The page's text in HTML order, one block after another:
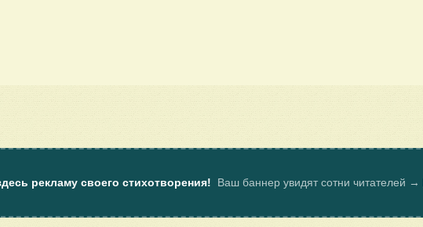
рекламу своего стихотворения! Ваш баннер увидят сотни читателей →